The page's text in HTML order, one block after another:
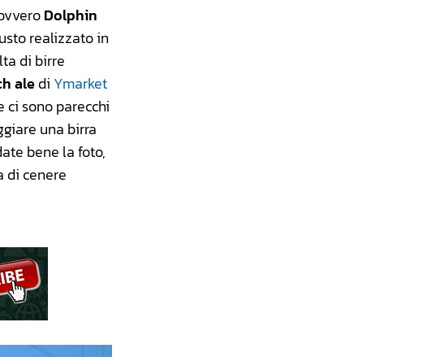
Dolphin
realizzato in
di birre
aledi Ymarket
ci sono parecchi
una birra
bene la foto,
di cenere